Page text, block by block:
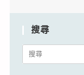
搜尋
Search